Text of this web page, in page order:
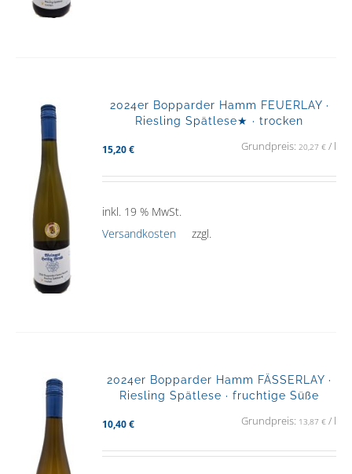
2024er Bopparder Hamm FEUERLAY ·
Riesling Spätlese★ · trocken
15,20€ Grundpreis: 20,27 €/ l
inkl. 19 % MwSt.
zzgl.
Versandkosten
2024er Bopparder Hamm FÄSSERLAY ·
Riesling Spätlese · fruchtige Süße
10,40€ Grundpreis: 13,87 €/ l